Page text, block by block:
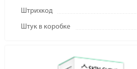
Штрихкод
Штук в коробке